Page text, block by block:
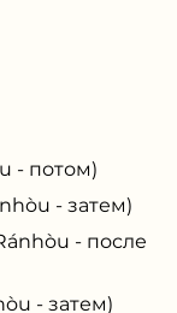
- потом)
- затем)
- после
- затем)